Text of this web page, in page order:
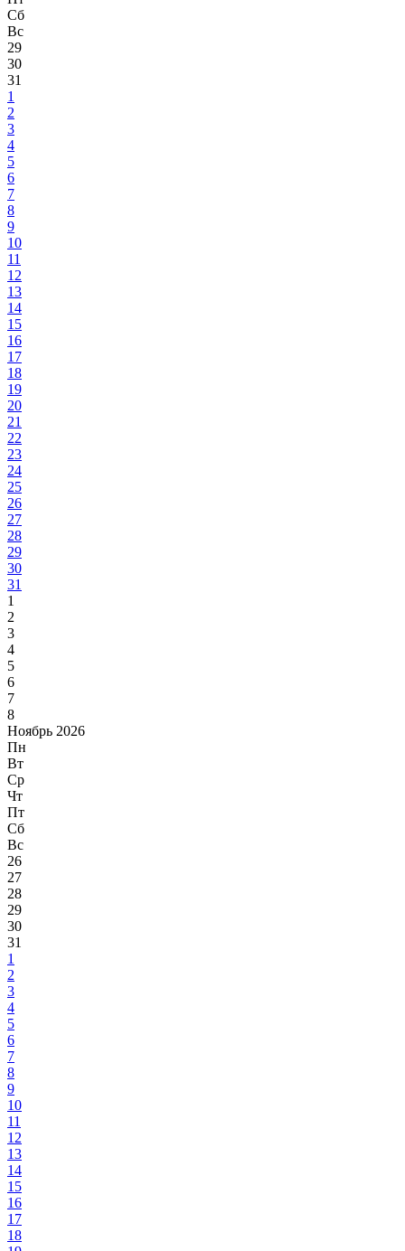
Сб
Вс
29
30
31
1
2
3
4
5
6
7
8
9
10
11
12
13
14
15
16
17
18
19
20
21
22
23
24
25
26
27
28
29
30
31
1
2
3
4
5
6
7
8
Ноябрь 2026
Пн
Вт
Ср
Чт
Пт
Сб
Вс
26
27
28
29
30
31
1
2
3
4
5
6
7
8
9
10
11
12
13
14
15
16
17
18